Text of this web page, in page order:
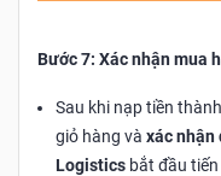
Bước 7: Xác nhận mua
Sau khi nạp tiền
giỏ hàng và xác nhận
Logistics bắt đầu